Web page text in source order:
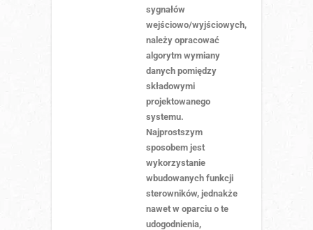
sygnałów
wejściowo/wyjściowych,
należy opracować
algorytm wymiany
danych pomiędzy
składowymi
projektowanego
systemu.
Najprostszym
sposobem jest
wykorzystanie
wbudowanych funkcji
sterowników, jednakże
nawet w oparciu o te
udogodnienia,